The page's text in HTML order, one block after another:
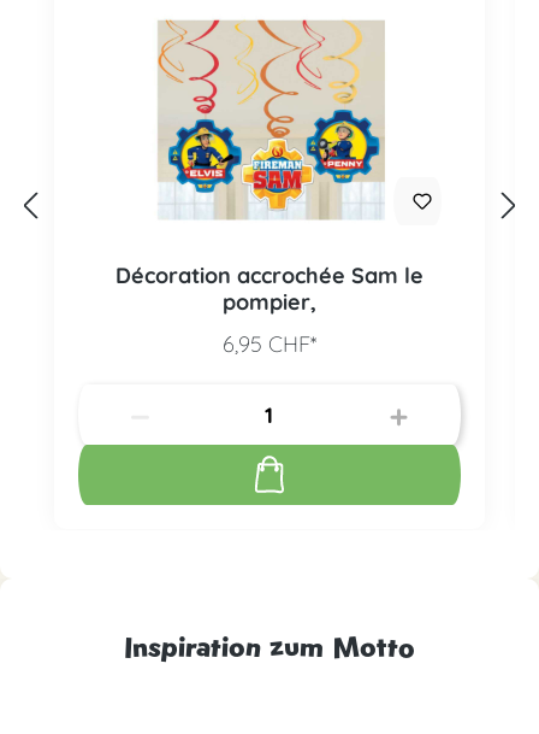
Décoration accrochée Sam le
pompier,
6,95 CHF*
Inspiration zum Motto